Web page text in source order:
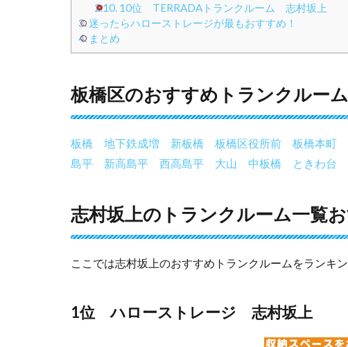
2.10.10位 TERRADAトランクルーム 志村坂上
3.迷ったらハローストレージが最もおすすめ！
4. まとめ
板橋区のおすすめトランクルー
板橋 地下鉄成増 新板橋 板橋区役所前 板橋本町
島平
新高島平 西高島平 大山 中板橋 ときわ台
志村坂上のトランクルーム一覧
ここでは志村坂上のおすすめトランクルームをランキ
1位 ハローストレージ 志村坂上